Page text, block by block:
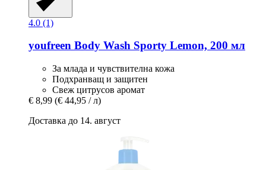
4.0 (1)
youfreen Body Wash Sporty Lemon, 200 мл
За млада и чувствителна кожа
Подхранващ и защитен
Свеж цитрусов аромат
€ 8,99 (€ 44,95 / л)
Доставка до 14. август